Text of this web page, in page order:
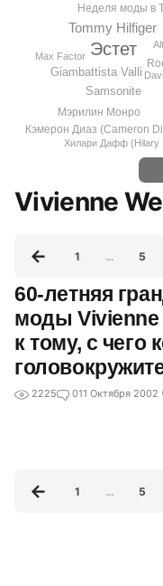
Эстет
Tommy Hilfiger
Giambattista Valli
Samsonite
Неделя моды в
Мэрилин Монро
Кэмерон Диаз (Cameron
Хилари Дафф (Hilary
Max Factor
Vivienne
1 … 5
60-летняя
моды Vivienne
к тому, с чего
2225 011 Октября 2002
1 … 5